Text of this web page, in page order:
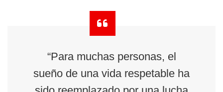
“Para muchas personas, el
sueño de una vida respetable ha